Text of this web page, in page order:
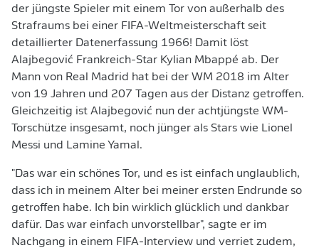
der jüngste Spieler mit einem Tor von außerhalb des
Strafraums bei einer FIFA-Weltmeisterschaft seit
detaillierter Datenerfassung 1966! Damit löst
Alajbegović Frankreich-Star Kylian Mbappé ab. Der
Mann von Real Madrid hat bei der WM 2018 im Alter
von 19 Jahren und 207 Tagen aus der Distanz getroffen.
Gleichzeitig ist Alajbegović nun der achtjüngste WM-
Torschütze insgesamt, noch jünger als Stars wie Lionel
Messi und Lamine Yamal.
"Das war ein schönes Tor, und es ist einfach unglaublich,
dass ich in meinem Alter bei meiner ersten Endrunde so
getroffen habe. Ich bin wirklich glücklich und dankbar
dafür. Das war einfach unvorstellbar", sagte er im
Nachgang in einem FIFA-Interview und verriet zudem,